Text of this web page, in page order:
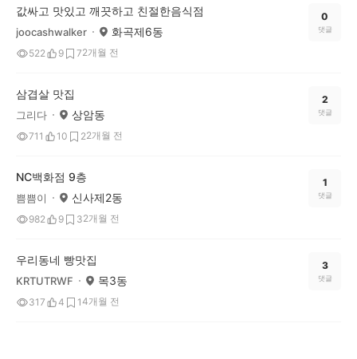
값싸고 맛있고 깨끗하고 친절한음식점
joocashwalker 화곡제6동
522 9 72개월 전
0
댓글
삼겹살 맛집
그리다 상암동
711 10 22개월 전
2
댓글
NC백화점 9층
쁨쁨이 신사제2동
982 9 32개월 전
1
댓글
우리동네 빵맛집
KRTUTRWF 목3동
317 4 14개월 전
3
댓글